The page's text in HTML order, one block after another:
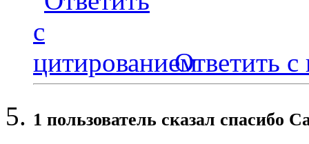
Ответить с
1 пользователь сказал cпасибо